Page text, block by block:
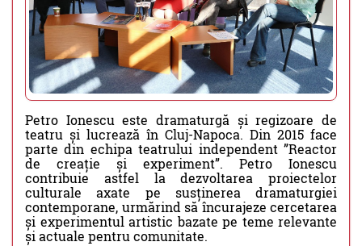
Petro Ionescu este dramaturgă și regizoare de
teatru și lucrează în Cluj-Napoca. Din 2015 face
parte din echipa teatrului independent ”Reactor
de creație și experiment”. Petro Ionescu
contribuie astfel la dezvoltarea proiectelor
culturale axate pe susținerea dramaturgiei
contemporane, urmărind să încurajeze cercetarea
și experimentul artistic bazate pe teme relevante
și actuale pentru comunitate.